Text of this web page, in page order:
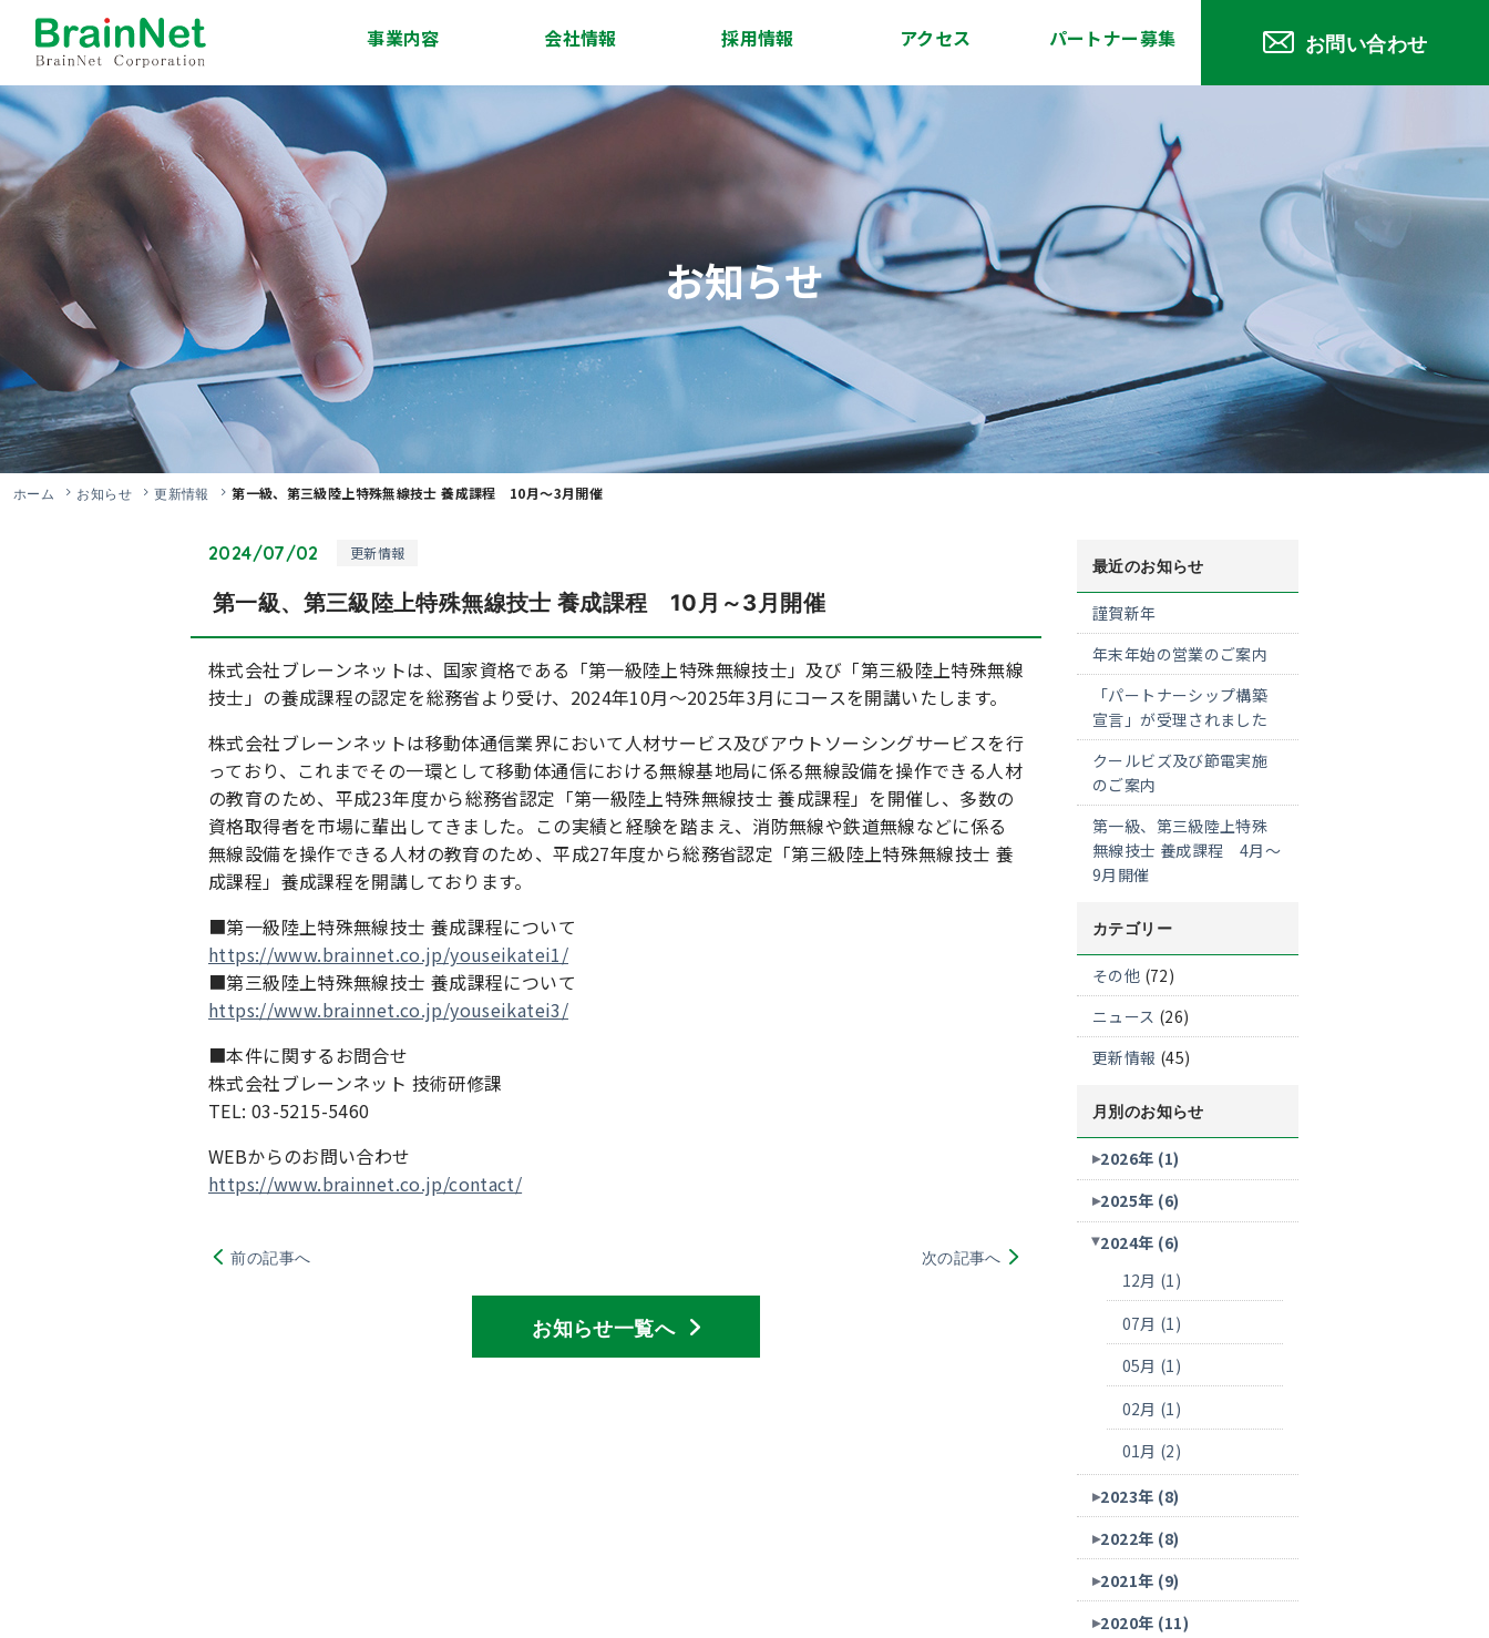
事業内容
システム開発事業
インフラサービス事
移動体通信事業
エンジニア派遣・人
材紹介事業
技術研修事業
ソリューション事業
会社情報
スタッフ紹介
採用情報 アクセス パートナー募集 お問い合わせ
お知らせ
ホーム お知らせ 更新情報 第一級、第三級陸上特殊無線技士 養成課程 10月～3月開催
2024/07/02 更新情報
第一級、第三級陸上特殊無線技士 養成課程 10月～3月開催
株式会社ブレーンネットは、国家資格である「第一級陸上特殊無線技士」及び「第三級陸上特殊無線
技士」の養成課程の認定を総務省より受け、2024年10月～2025年3月にコースを開講いたします。
株式会社ブレーンネットは移動体通信業界において人材サービス及びアウトソーシングサービスを行
っており、これまでその一環として移動体通信における無線基地局に係る無線設備を操作できる人材
の教育のため、平成23年度から総務省認定「第一級陸上特殊無線技士 養成課程」を開催し、多数の
資格取得者を市場に輩出してきました。この実績と経験を踏まえ、消防無線や鉄道無線などに係る
無線設備を操作できる人材の教育のため、平成27年度から総務省認定「第三級陸上特殊無線技士 養
成課程」養成課程を開講しております。
■第一級陸上特殊無線技士 養成課程について
https://www.brainnet.co.jp/youseikatei1/
■第三級陸上特殊無線技士 養成課程について
https://www.brainnet.co.jp/youseikatei3/
■本件に関するお問合せ
株式会社ブレーンネット 技術研修課
TEL: 03-5215-5460
WEBからのお問い合わせ
https://www.brainnet.co.jp/contact/
前の記事へ 次の記事へ
お知らせ一覧へ
最近のお知らせ
謹賀新年
年末年始の営業のご案内
「パートナーシップ構築
宣言」が受理されました
クールビズ及び節電実施
のご案内
第一級、第三級陸上特殊
無線技士 養成課程 4月～
9月開催
カテゴリー
その他 (72)
ニュース (26)
更新情報 (45)
月別のお知らせ
2026年 (1)
2025年 (6)
2024年 (6)
12月 (1)
07月 (1)
05月 (1)
02月 (1)
01月 (2)
2023年 (8)
2022年 (8)
2021年 (9)
2020年 (11)